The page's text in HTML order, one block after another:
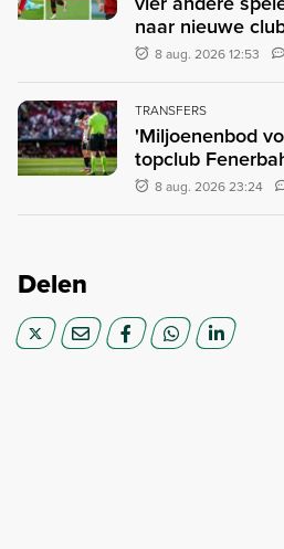
naar nieuwe
8 aug. 2026 12:53
TRANSFERS
'Miljoenenbod
topclub
8 aug. 2026 23:24
Delen